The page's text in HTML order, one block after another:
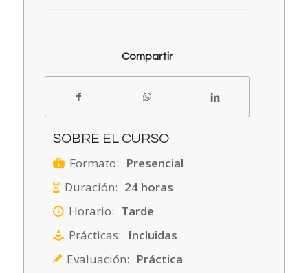
Compartir
SOBRE EL CURSO
Formato: Presencial
Duración: 24 horas
Horario: Tarde
Prácticas: Incluidas
Evaluación: Práctica